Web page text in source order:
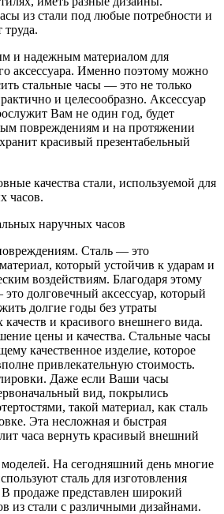
из стали под любые потребности и
труда.
и надежным материалом для
аксессуара. Именно поэтому можно
стальные часы — это не только
и целесообразно. Аксессуар
Вам не один год, будет
повреждениям и на протяжении
красивый презентабельный
качества стали, используемой для
часов.
наручных часов
Сталь — это
который устойчив к ударам и
воздействиям. Благодаря этому
долговечный аксессуар, который
долгие годы без утраты
и красивого внешнего вида.
цены и качества. Стальные часы
качественное изделие, которое
привлекательную стоимость.
Даже если Ваши часы
вид, покрылись
такой материал, как сталь
Эта несложная и быстрая
часа вернуть красивый внешний
На сегодняшний день многие
сталь для изготовления
продаже представлен широкий
из стали с различными дизайнами.